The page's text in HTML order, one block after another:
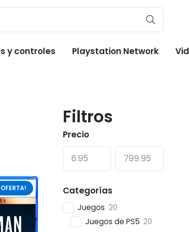
y controles Playstation Network
Filtros
Precio
Categorías
Juegos 20
Juegos de PS5 20